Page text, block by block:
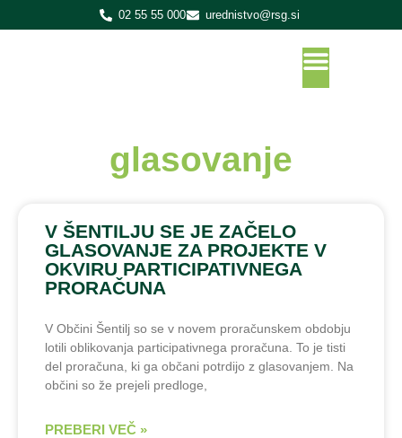
02 55 55 000 urednistvo@rsg.si
glasovanje
V ŠENTILJU SE JE ZAČELO
GLASOVANJE ZA PROJEKTE V
OKVIRU PARTICIPATIVNEGA
PRORAČUNA
V Občini Šentilj so se v novem proračunskem obdobju
lotili oblikovanja participativnega proračuna. To je tisti
del proračuna, ki ga občani potrdijo z glasovanjem. Na
občini so že prejeli predloge,
PREBERI VEČ »